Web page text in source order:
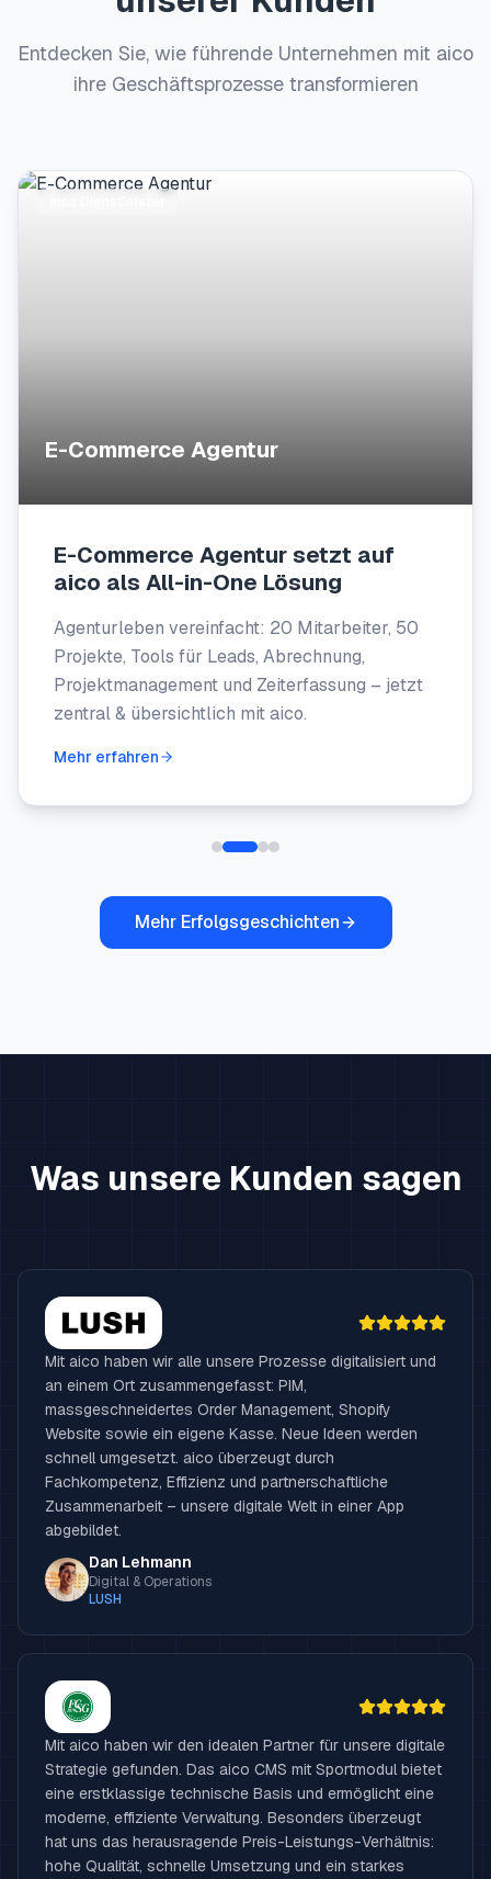
Entdecken Sie, wie führende Unternehmen mit aico
ihre Geschäftsprozesse transformieren
E-Commerce Agentur
E-Commerce Agentur setzt auf
aico als All-in-One Lösung
Agenturleben vereinfacht: 20 Mitarbeiter, 50
Projekte, Tools für Leads, Abrechnung,
Projektmanagement und Zeiterfassung – jetzt
zentral & übersichtlich mit aico.
Mehr erfahren
Mehr Erfolgsgeschichten
Was unsere Kunden sagen
Mit aico haben wir alle unsere Prozesse digitalisiert und
an einem Ort zusammengefasst: PIM,
massgeschneidertes Order Management, Shopify
Website sowie ein eigene Kasse. Neue Ideen werden
schnell umgesetzt. aico überzeugt durch
Fachkompetenz, Effizienz und partnerschaftliche
Zusammenarbeit – unsere digitale Welt in einer App
abgebildet.
Dan Lehmann
Digital & Operations
LUSH
Mit aico haben wir den idealen Partner für unsere digitale
Strategie gefunden. Das aico CMS mit Sportmodul bietet
eine erstklassige technische Basis und ermöglicht eine
moderne, effiziente Verwaltung. Besonders überzeugt
hat uns das herausragende Preis-Leistungs-Verhältnis:
hohe Qualität, schnelle Umsetzung und ein starkes